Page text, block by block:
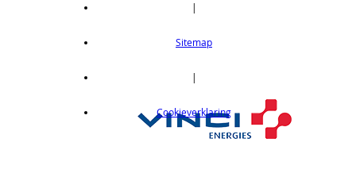
|
Sitemap
|
Cookieverklaring